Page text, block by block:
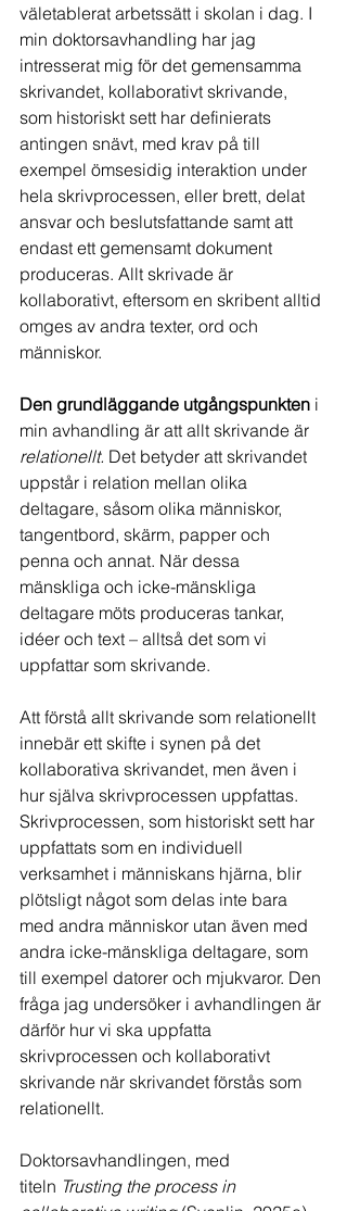
väletablerat arbetssätt i skolan i dag. I
min doktorsavhandling har jag
intresserat mig för det gemensamma
skrivandet, kollaborativt skrivande,
som historiskt sett har definierats
antingen snävt, med krav på till
exempel ömsesidig interaktion under
hela skrivprocessen, eller brett, delat
ansvar och beslutsfattande samt att
endast ett gemensamt dokument
produceras. Allt skrivade är
kollaborativt, eftersom en skribent alltid
omges av andra texter, ord och
människor.
Den grundläggande utgångspunkten i
min avhandling är att allt skrivande är
relationellt. Det betyder att skrivandet
uppstår i relation mellan olika
deltagare, såsom olika människor,
tangentbord, skärm, papper och
penna och annat. När dessa
mänskliga och icke-mänskliga
deltagare möts produceras tankar,
idéer och text – alltså det som vi
uppfattar som skrivande.
Att förstå allt skrivande som relationellt
innebär ett skifte i synen på det
kollaborativa skrivandet, men även i
hur själva skrivprocessen uppfattas.
Skrivprocessen, som historiskt sett har
uppfattats som en individuell
verksamhet i människans hjärna, blir
plötsligt något som delas inte bara
med andra människor utan även med
andra icke-mänskliga deltagare, som
till exempel datorer och mjukvaror. Den
fråga jag undersöker i avhandlingen är
därför hur vi ska uppfatta
skrivprocessen och kollaborativt
skrivande när skrivandet förstås som
relationellt.
Doktorsavhandlingen, med
titeln Trusting the process in